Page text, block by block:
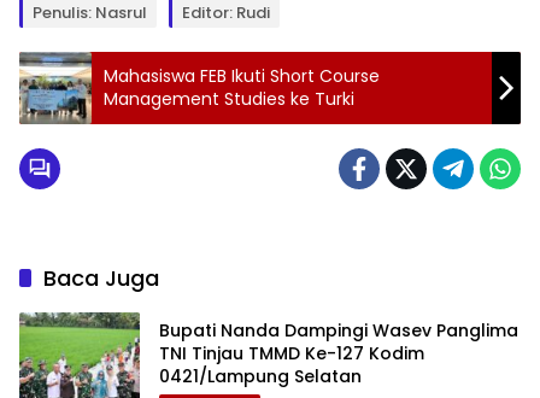
Penulis: Nasrul Editor: Rudi
Mahasiswa FEB Ikuti Short Course
Management Studies ke Turki
Baca Juga
Bupati Nanda Dampingi Wasev Panglima
TNI Tinjau TMMD Ke-127 Kodim
0421/Lampung Selatan